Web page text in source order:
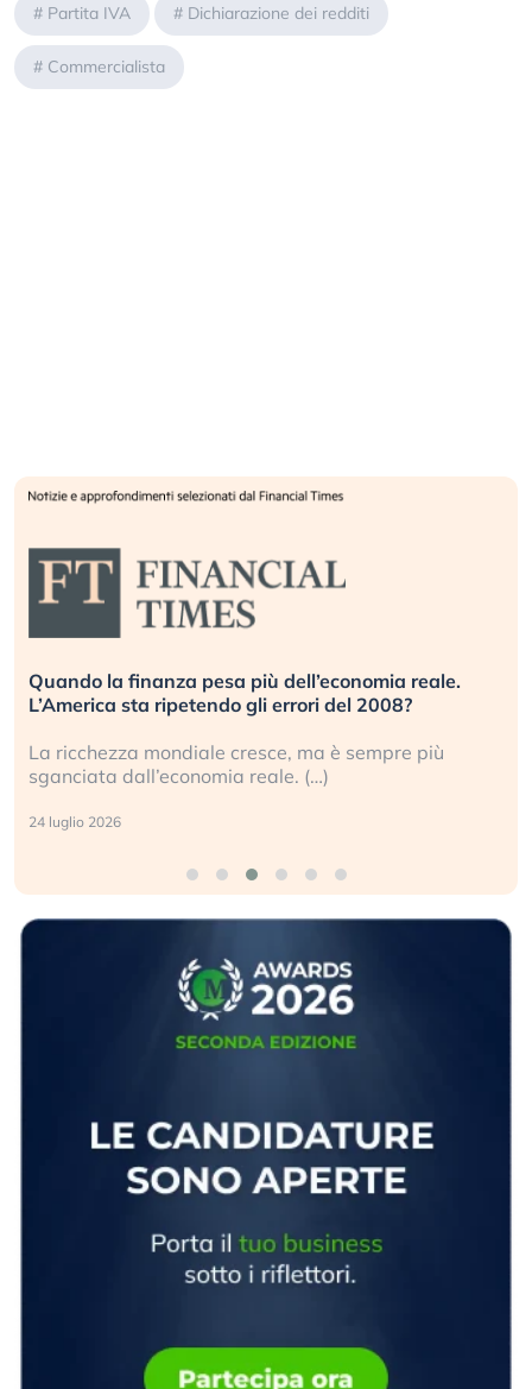
# Partita IVA # Dichiarazione dei redditi
# Commercialista
Quando la finanza pesa più dell’economia reale.
L’America sta ripetendo gli errori del 2008?
La ricchezza mondiale cresce, ma è sempre più
sganciata dall’economia reale. (…)
24 luglio 2026